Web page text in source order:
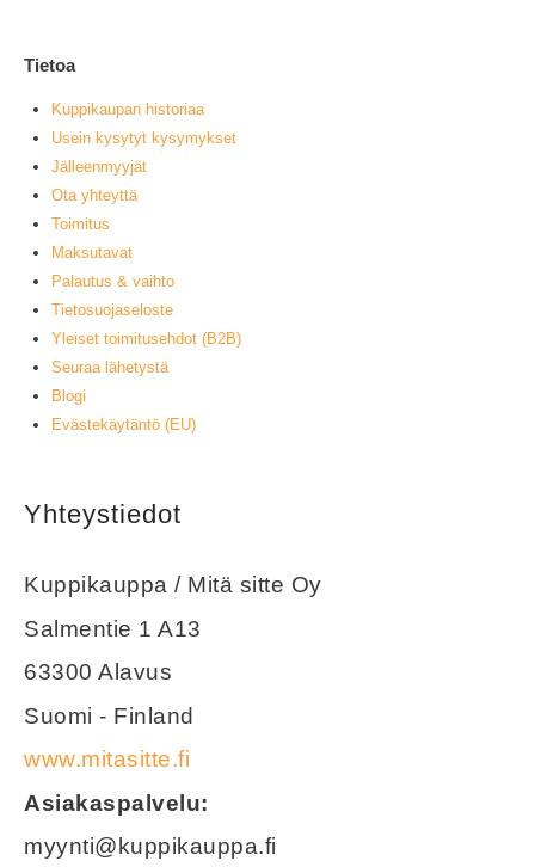
Tietoa
Kuppikaupan historiaa
Usein kysytyt kysymykset
Jälleenmyyjät
Ota yhteyttä
Toimitus
Maksutavat
Palautus & vaihto
Tietosuojaseloste
Yleiset toimitusehdot (B2B)
Seuraa lähetystä
Blogi
Evästekäytäntö (EU)
Yhteystiedot
Kuppikauppa / Mitä sitte Oy
Salmentie 1 A13
63300 Alavus
Suomi - Finland
www.mitasitte.fi
Asiakaspalvelu:
myynti@kuppikauppa.fi